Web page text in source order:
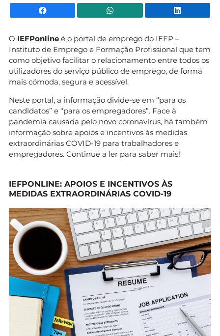
Facebook WhatsApp
O IEFPonline é o portal de emprego do IEFP –
Instituto de Emprego e Formação Profissional que tem
como objetivo facilitar o relacionamento entre todos os
utilizadores do serviço público de emprego, de forma
mais cómoda, segura e acessível.
Neste portal, a informação divide-se em “para os
candidatos” e “para os empregadores”. Face à
pandemia causada pelo novo coronavírus, há também
informação sobre apoios e incentivos às medidas
extraordinárias COVID-19 para trabalhadores e
empregadores. Continue a ler para saber mais!
IEFPONLINE: APOIOS E INCENTIVOS ÀS
MEDIDAS EXTRAORDINÁRIAS COVID-19